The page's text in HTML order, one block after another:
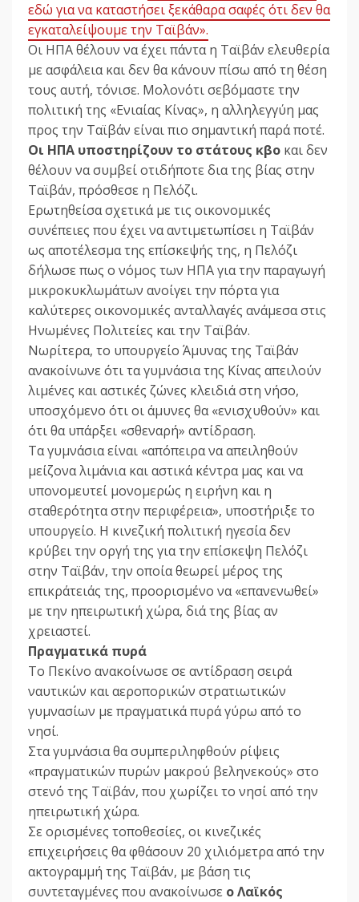
εδώ για να καταστήσει ξεκάθαρα σαφές ότι δεν θα
εγκαταλείψουμε την Ταϊβάν».
Οι ΗΠΑ θέλουν να έχει πάντα η Ταϊβάν ελευθερία
με ασφάλεια και δεν θα κάνουν πίσω από τη θέση
τους αυτή, τόνισε. Μολονότι σεβόμαστε την
πολιτική της «Ενιαίας Κίνας», η αλληλεγγύη μας
προς την Ταϊβάν είναι πιο σημαντική παρά ποτέ.
Οι ΗΠΑ υποστηρίζουν το στάτους κβο και δεν
θέλουν να συμβεί οτιδήποτε δια της βίας στην
Ταϊβάν, πρόσθεσε η Πελόζι.
Ερωτηθείσα σχετικά με τις οικονομικές
συνέπειες που έχει να αντιμετωπίσει η Ταϊβάν
ως αποτέλεσμα της επίσκεψής της, η Πελόζι
δήλωσε πως ο νόμος των ΗΠΑ για την παραγωγή
μικροκυκλωμάτων ανοίγει την πόρτα για
καλύτερες οικονομικές ανταλλαγές ανάμεσα στις
Ηνωμένες Πολιτείες και την Ταϊβάν.
Νωρίτερα, το υπουργείο Άμυνας της Ταϊβάν
ανακοίνωνε ότι τα γυμνάσια της Κίνας απειλούν
λιμένες και αστικές ζώνες κλειδιά στη νήσο,
υποσχόμενο ότι οι άμυνες θα «ενισχυθούν» και
ότι θα υπάρξει «σθεναρή» αντίδραση.
Τα γυμνάσια είναι «απόπειρα να απειληθούν
μείζονα λιμάνια και αστικά κέντρα μας και να
υπονομευτεί μονομερώς η ειρήνη και η
σταθερότητα στην περιφέρεια», υποστήριξε το
υπουργείο. Η κινεζική πολιτική ηγεσία δεν
κρύβει την οργή της για την επίσκεψη Πελόζι
στην Ταϊβάν, την οποία θεωρεί μέρος της
επικράτειάς της, προορισμένο να «επανενωθεί»
με την ηπειρωτική χώρα, διά της βίας αν
χρειαστεί.
Πραγματικά πυρά
Το Πεκίνο ανακοίνωσε σε αντίδραση σειρά
ναυτικών και αεροπορικών στρατιωτικών
γυμνασίων με πραγματικά πυρά γύρω από το
νησί.
Στα γυμνάσια θα συμπεριληφθούν ρίψεις
«πραγματικών πυρών μακρού βεληνεκούς» στο
στενό της Ταϊβάν, που χωρίζει το νησί από την
ηπειρωτική χώρα.
Σε ορισμένες τοποθεσίες, οι κινεζικές
επιχειρήσεις θα φθάσουν 20 χιλιόμετρα από την
ακτογραμμή της Ταϊβάν, με βάση τις
συντεταγμένες που ανακοίνωσε ο Λαϊκός